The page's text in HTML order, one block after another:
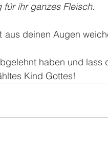
ihr ganzes Fleisch.
deinen Augen
haben und lass
Kind Gottes!